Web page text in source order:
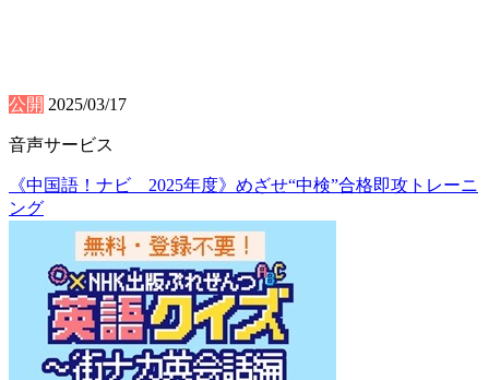
公開 2025/03/17
音声サービス
《中国語！ナビ 2025年度》めざせ“中検”合格即攻トレーニ
ング